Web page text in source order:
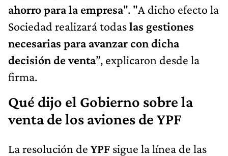
ahorro para la empresa". "A dicho efecto la
Sociedad realizará todaslas gestiones
necesarias para avanzar con dicha
decisión de venta”, explicaron desde la
firma.
Qué dijo el Gobierno sobre la
venta de los aviones de YPF
La resolución de YPF sigue la línea de las